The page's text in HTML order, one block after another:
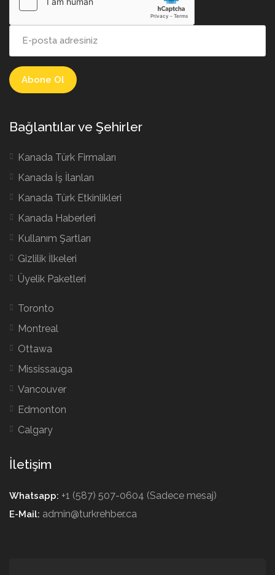
Bağlantılar ve Şehirler
Kanada Türk Firmaları
Kanada İş İlanları
Kanada Türk Etkinlikleri
Kanada Haberleri
Kullanım Şartları
Gizlilik İlkeleri
Üyelik Paketleri
Toronto
Montreal
Ottawa
Mississauga
Vancouver
Edmonton
Calgary
İletişim
Whatsapp: +1 (587) 507-0604 (Sadece mesaj)
E-Mail: admin@turkrehber.ca